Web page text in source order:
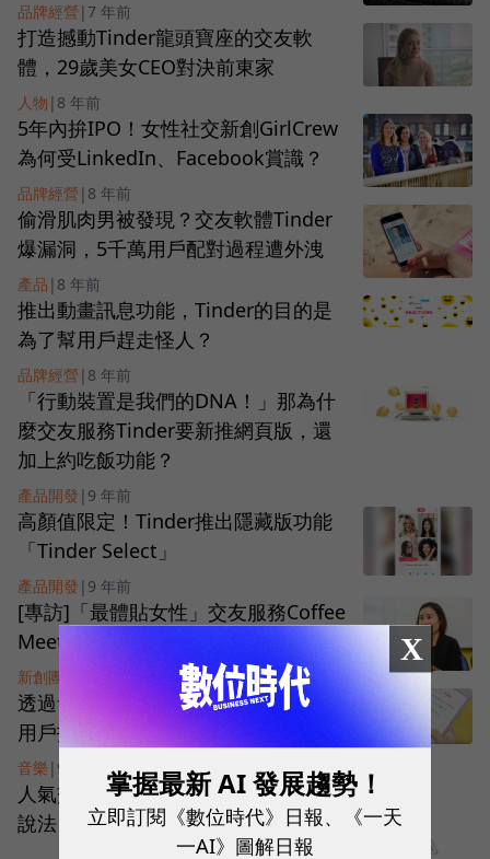
品牌經營 | 7 年前
打造撼動Tinder龍頭寶座的交友軟
體，29歲美女CEO對決前東家
人物 | 8 年前
5年內拚IPO！女性社交新創GirlCrew
為何受LinkedIn、Facebook賞識？
品牌經營 | 8 年前
偷滑肌肉男被發現？交友軟體Tinder
爆漏洞，5千萬用戶配對過程遭外洩
產品 | 8 年前
推出動畫訊息功能，Tinder的目的是
為了幫用戶趕走怪人？
品牌經營 | 8 年前
「行動裝置是我們的DNA！」那為什
麼交友服務Tinder要新推網頁版，還
加上約吃飯功能？
產品開發 | 9 年前
高顏值限定！Tinder推出隱藏版功能
「Tinder Select」
產品開發 | 9 年前
[專訪]「最體貼女性」交友服務Coffee
Meets Bagel推中文版進軍台灣
新創團隊
透過音樂交友，Tinder攜手Spotify讓
用戶找到更佳配對人選
音樂 | 9 年前
人氣交友App大比拚！蒙面用戶現身
說法
X
掌握最新 AI 發展趨勢！
立即訂閱《數位時代》日報、《一天
一AI》圖解日報